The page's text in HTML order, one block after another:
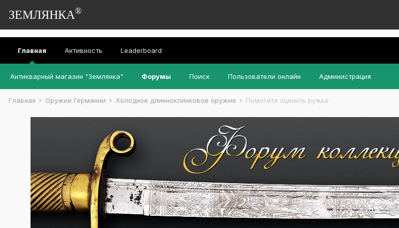
ЗЕМЛЯНКА®
Главная
Антикварный магазин "Землянка" Форумы Поиск Пользователи онлайн Администрация
Активность Leaderboard
Главная Оружие Германии Холодное длинноклинковое оружие Помогите оценить ружье